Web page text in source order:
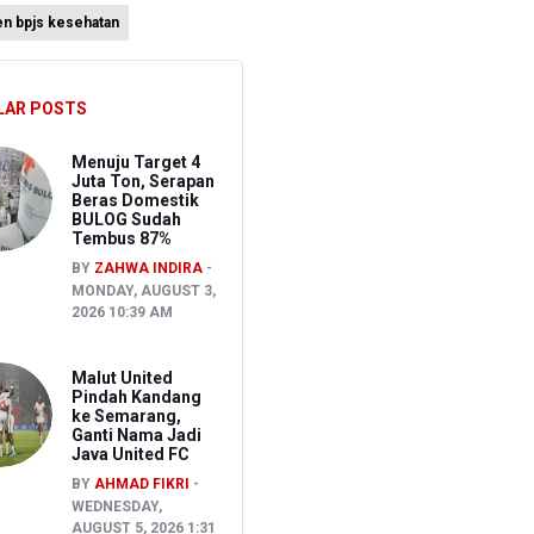
bpjs kesehatan
POSTS
Menuju Target 4
Juta Ton, Serapan
Beras Domestik
BULOG Sudah
Tembus 87%
BY ZAHWA INDIRA
MONDAY, AUGUST 3,
2026 10:39 AM
Malut United
Pindah Kandang
ke Semarang,
Ganti Nama Jadi
Java United FC
BY AHMAD FIKRI
WEDNESDAY,
AUGUST 5, 2026 1:31